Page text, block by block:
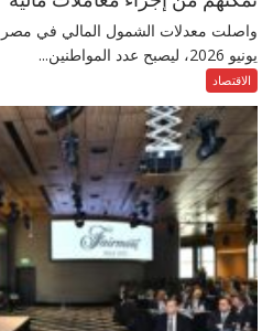
يونيو 2026، ليصبح عدد المواطنين...
الاقتصاد